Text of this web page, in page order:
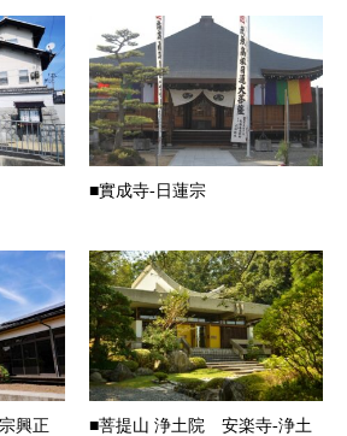
■實成寺-日蓮宗
興正
■菩提山 浄土院 安楽寺-浄土